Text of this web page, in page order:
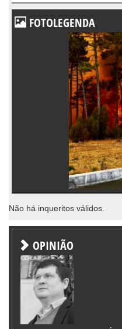
FOTOLEGENDA
Não há inqueritos válidos.
OPINIÃO